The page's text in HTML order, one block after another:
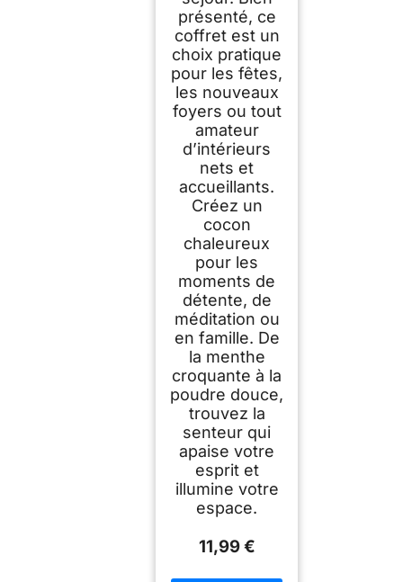
présenté, ce
coffret est un
choix pratique
pour les fêtes,
les nouveaux
foyers ou tout
amateur
d’intérieurs
nets et
accueillants.
Créez un
cocon
chaleureux
pour les
moments de
détente, de
méditation ou
en famille. De
la menthe
croquante à la
poudre douce,
trouvez la
senteur qui
apaise votre
esprit et
illumine votre
espace.
11,99 €